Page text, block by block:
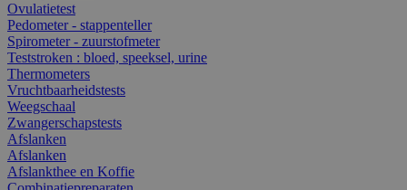
Ovulatietest
Pedometer - stappenteller
Spirometer - zuurstofmeter
Teststroken : bloed, speeksel, urine
Thermometers
Vruchtbaarheidstests
Weegschaal
Zwangerschapstests
Afslanken
Afslanken
Afslankthee en Koffie